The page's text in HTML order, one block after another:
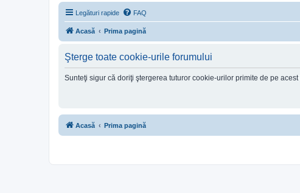
Legături rapide FAQ
Acasă Prima pagină
Şterge toate cookie-urile forumului
Sunteţi sigur că doriţi ştergerea tuturor cookie-urilor primite de pe acest
Acasă Prima pagină